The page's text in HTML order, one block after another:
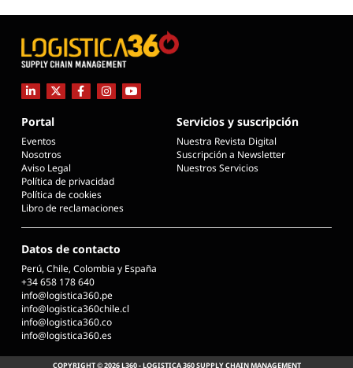
Portal
Eventos
Nosotros
Aviso Legal
Política de privacidad
Política de cookies
Libro de reclamaciones
Servicios y suscripción
Nuestra Revista Digital
Suscripción a Newsletter
Nuestros Servicios
Datos de contacto
Perú, Chile, Colombia y España
+34 658 178 640
info@logistica360.pe
info@logistica360chile.cl
info@logistica360.co
info@logistica360.es
COPYRIGHT © 2026 L360 - LOGISTICA 360 SUPPLY CHAIN MANAGEMENT